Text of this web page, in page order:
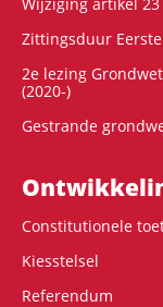
Zittingsduur
2e lezing
(2020-)
Gestrande
Constitutionele
Kiesstelsel
Referendum